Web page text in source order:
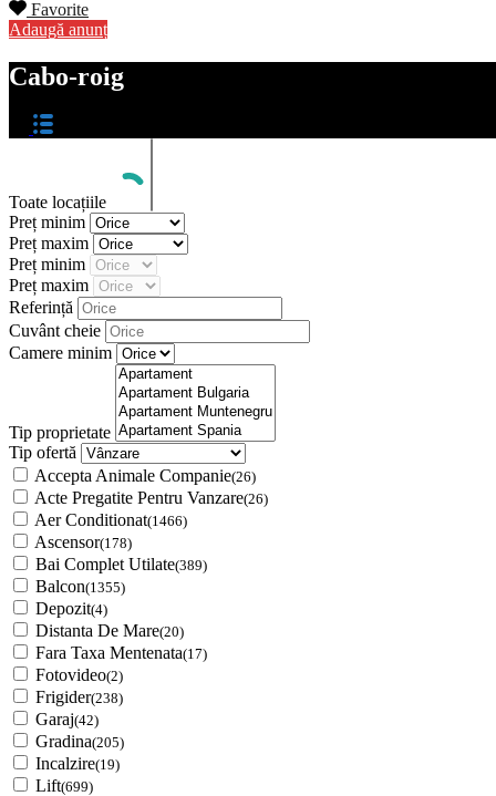
Favorite
Adaugă anunț
Cabo-roig
Toate locațiile
Preț minim
Preț maxim
Preț minim
Preț maxim
Referință
Cuvânt cheie
Camere minim
Tip proprietate
Tip ofertă
Accepta Animale Companie(26)
Acte Pregatite Pentru Vanzare(26)
Aer Conditionat(1466)
Ascensor(178)
Bai Complet Utilate(389)
Balcon(1355)
Depozit(4)
Distanta De Mare(20)
Fara Taxa Mentenata(17)
Fotovideo(2)
Frigider(238)
Garaj(42)
Gradina(205)
Incalzire(19)
Lift(699)